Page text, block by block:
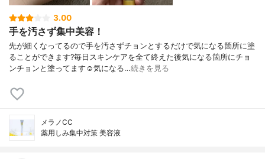
3.00
手を汚さず集中美容！
先が細くなってるので手を汚さずチョンとするだけで気になる箇所に塗
ることができます?毎日スキンケアを全て終えた後気になる箇所にチョ
ンチョンと塗ってます☺️気になる…続きを見る
メラノCC
薬用しみ集中対策 美容液